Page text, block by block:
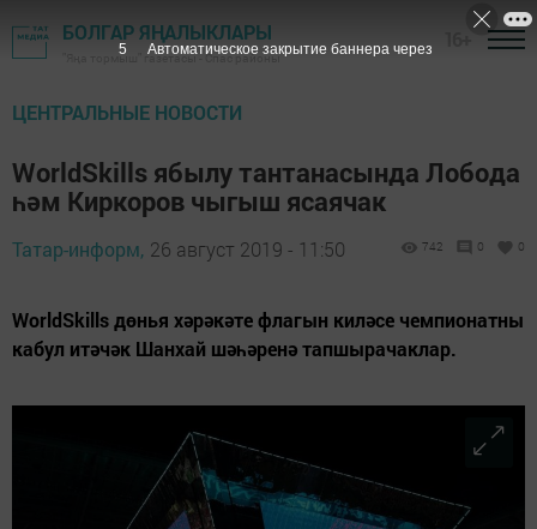
БОЛГАР ЯҢАЛЫКЛАРЫ
"Яңа тормыш" газетасы - Спас районы
ЦЕНТРАЛЬНЫЕ НОВОСТИ
WorldSkills ябылу тантанасында Лобода
һәм Киркоров чыгыш ясаячак
Татар-информ, 26 август 2019 - 11:50 742 0 0
WorldSkills дөнья хәрәкәте флагын киләсе чемпионатны
кабул итәчәк Шанхай шәһәренә тапшырачаклар.
3 Автоматическое закрытие баннера через